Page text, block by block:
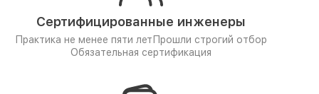
Сертифицированные инженеры
Практика не менее пяти лет Прошли строгий отбор
Обязательная сертификация